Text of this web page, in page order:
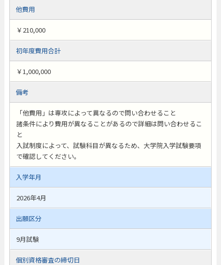
他費用
￥210,000
初年度費用合計
￥1,000,000
備考
「他費用」は専攻によって異なるので問い合わせること
諸条件により費用が異なることがあるので詳細は問い合わせるこ
と
入試制度によって、試験科目が異なるため、大学院入学試験要項
で確認してください。
入学年月
2026年4月
出願区分
9月試験
個別資格審査の締切日